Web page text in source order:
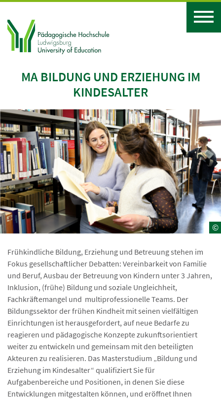
MA BILDUNG UND ERZIEHUNG IM
KINDESALTER
©
Frühkindliche Bildung, Erziehung und Betreuung stehen im
Fokus gesellschaftlicher Debatten: Vereinbarkeit von Familie
und Beruf, Ausbau der Betreuung von Kindern unter 3 Jahren,
Inklusion, (frühe) Bildung und soziale Ungleichheit,
Fachkräftemangel und multiprofessionelle Teams. Der
Bildungssektor der frühen Kindheit mit seinen vielfältigen
Einrichtungen ist herausgefordert, auf neue Bedarfe zu
reagieren und pädagogische Konzepte zukunftsorientiert
weiter zu entwickeln und gemeinsam mit den beteiligten
Akteuren zu realisieren. Das Masterstudium „Bildung und
Erziehung im Kindesalter“ qualifiziert Sie für
Aufgabenbereiche und Positionen, in denen Sie diese
Entwicklungen mitgestalten können, und eröffnet Ihnen